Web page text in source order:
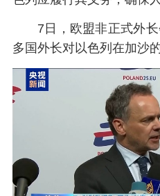
7日，欧盟非正式外
多国外长对以色列在加沙